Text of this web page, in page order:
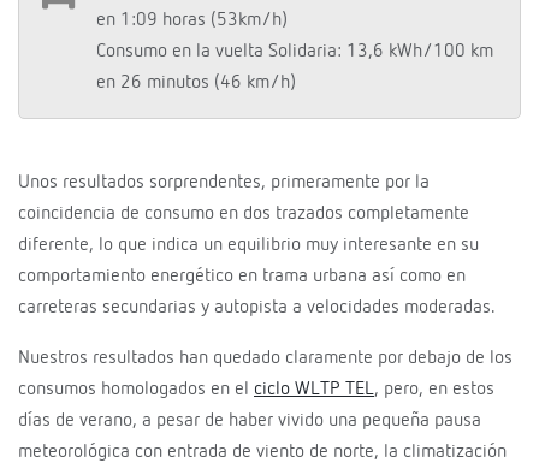
en 1:09 horas (53km/h)
Consumo en la vuelta Solidaria: 13,6 kWh/100 km
en 26 minutos (46 km/h)
Unos resultados sorprendentes, primeramente por la
coincidencia de consumo en dos trazados completamente
diferente, lo que indica un equilibrio muy interesante en su
comportamiento energético en trama urbana así como en
carreteras secundarias y autopista a velocidades moderadas.
Nuestros resultados han quedado claramente por debajo de los
consumos homologados en el ciclo WLTP TEL, pero, en estos
días de verano, a pesar de haber vivido una pequeña pausa
meteorológica con entrada de viento de norte, la climatización